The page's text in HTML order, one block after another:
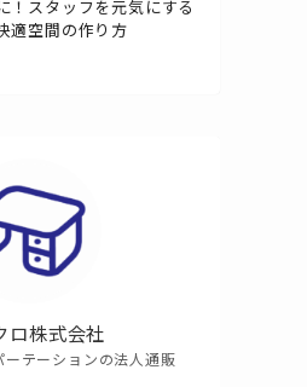
！スタッフを元気にする
適空間の作り方
ロ株式会社
テーションの法人通販